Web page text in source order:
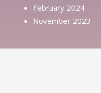
February 2024
November 2023